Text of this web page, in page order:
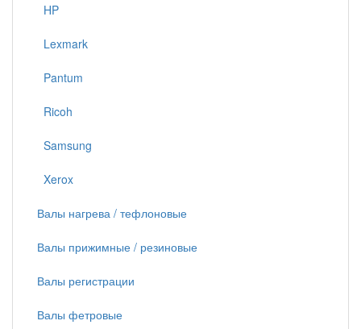
HP
Lexmark
Pantum
Ricoh
Samsung
Xerox
Валы нагрева / тефлоновые
Валы прижимные / резиновые
Валы регистрации
Валы фетровые